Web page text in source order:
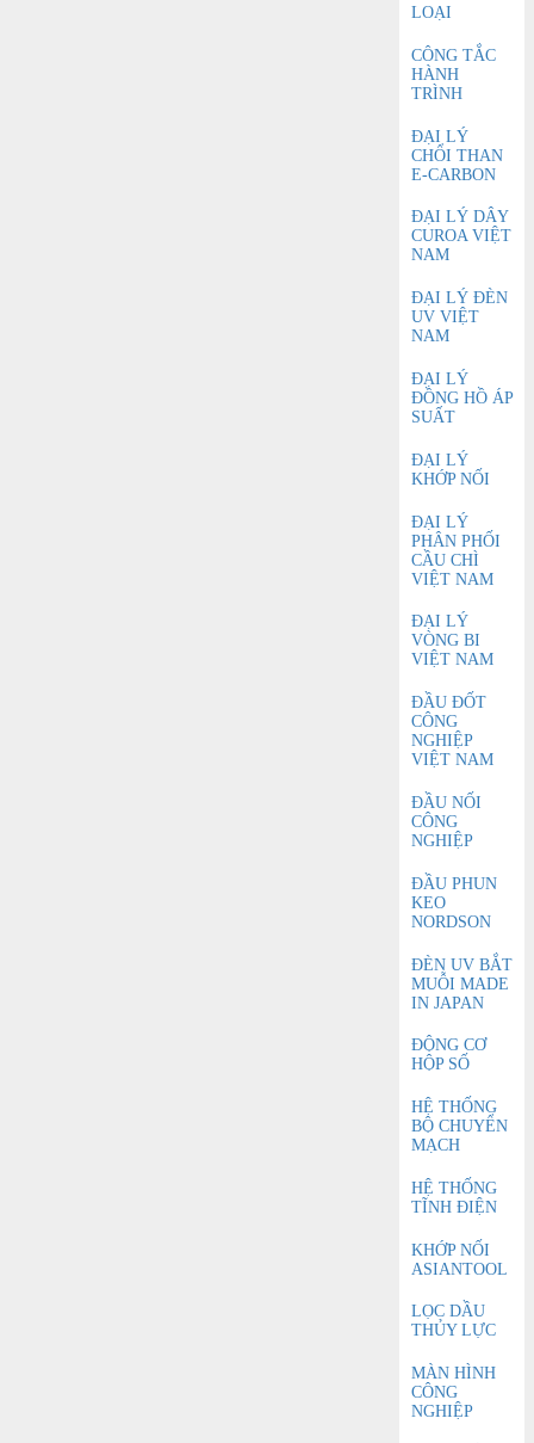
LOẠI
CÔNG TẮC
HÀNH
TRÌNH
ĐẠI LÝ
CHỔI THAN
E-CARBON
ĐẠI LÝ DÂY
CUROA VIỆT
NAM
ĐẠI LÝ ĐÈN
UV VIỆT
NAM
ĐẠI LÝ
ĐỒNG HỒ ÁP
SUẤT
ĐẠI LÝ
KHỚP NỐI
ĐẠI LÝ
PHÂN PHỐI
CẦU CHÌ
VIỆT NAM
ĐẠI LÝ
VÒNG BI
VIỆT NAM
ĐẦU ĐỐT
CÔNG
NGHIỆP
VIỆT NAM
ĐẦU NỐI
CÔNG
NGHIỆP
ĐẦU PHUN
KEO
NORDSON
ĐÈN UV BẮT
MUỖI MADE
IN JAPAN
ĐỘNG CƠ
HỘP SỐ
HỆ THỐNG
BỘ CHUYỂN
MẠCH
HỆ THỐNG
TĨNH ĐIỆN
KHỚP NỐI
ASIANTOOL
LỌC DẦU
THỦY LỰC
MÀN HÌNH
CÔNG
NGHIỆP